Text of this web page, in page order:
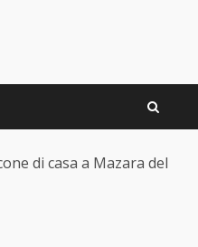
di casa a Mazara del